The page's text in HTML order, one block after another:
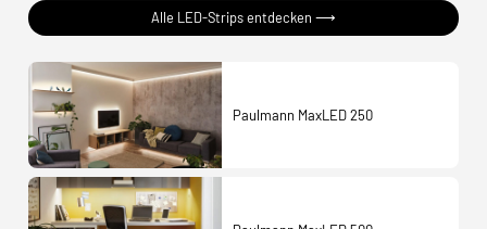
Alle LED-Strips entdecken ⟶
Paulmann MaxLED 250